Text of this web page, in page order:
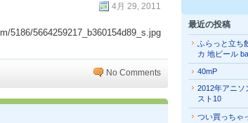
4月 29, 2011
5186/5664259217_b360154d89_s.jpg
No Comments
最近の投稿
ふらっと立ち
カ 地ビール
40mP
2012年アニ
スト10
つい買っちゃ